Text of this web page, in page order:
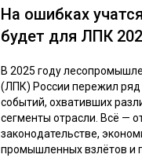
На ошибках
будет для ЛПК
В 2025 году
(ЛПК) России пережил ряд
событий, охвативших
сегменты отрасли. Всё —
законодательстве,
промышленных взлётов и